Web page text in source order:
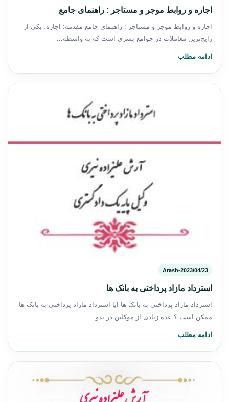
اجاره و روابط موجر و مستاجر : راهنمای جامع
اجاره و روابط موجر و مستاجر : راهنمای جامع مقدمه: اجاره، یکی از
رایج‌ترین معاملات در جوامع بشری است که به واسطه…
ادامه مطلب
2023/04/23
•
Arash
استرداد مازاد پرداختی به بانک ها
استرداد مازاد پرداختی به بانک ها آیا استرداد مازاد پرداختی به بانک ها
ممکن است ؟ عده زیادی از موکلین در بدو…
ادامه مطلب